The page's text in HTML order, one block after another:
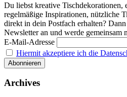
Du liebst kreative Tischdekorationen,
regelmäßige Inspirationen, nützliche
direkt in dein Postfach erhalten?
Newsletter an und werde gemeinsam
E-Mail-Adresse
Hiermit akzeptiere ich die
Archives